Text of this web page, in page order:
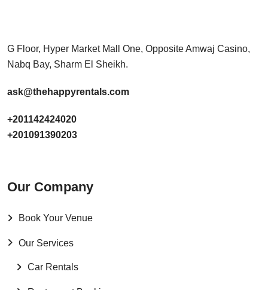
G Floor, Hyper Market Mall One, Opposite Amwaj Casino,
Nabq Bay, Sharm El Sheikh.
ask@thehappyrentals.com
+201142424020
+201091390203
Our Company
Book Your Venue
Our Services
Car Rentals